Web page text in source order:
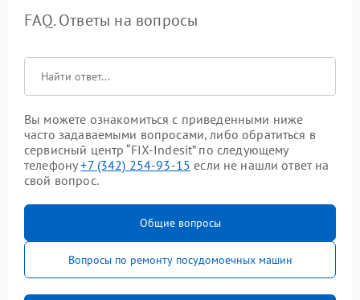
FAQ. Ответы на вопросы
Вы можете ознакомиться с приведенными ниже
часто задаваемыми вопросами, либо обратиться в
сервисный центр “FIX-Indesit” по следующему
телефону+7 (342) 254-93-15 если не нашли ответ на
свой вопрос.
Общие вопросы
Вопросы по ремонту посудомоечных машин